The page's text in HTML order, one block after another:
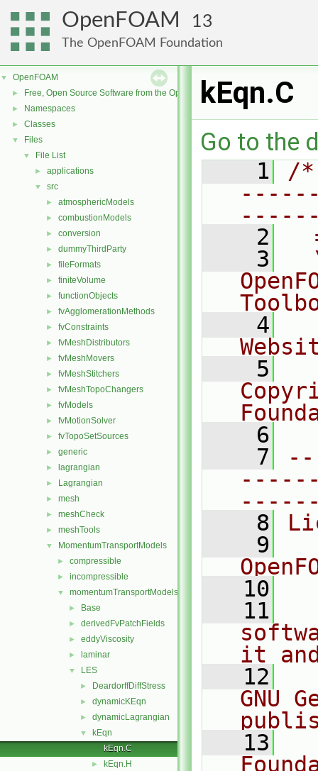
OpenFOAM 13
The OpenFOAM Foundation
▼ OpenFOAM
► Free, Open Source Software from the OpenFOAM Foundation
► Namespaces
► Classes
▼ Files
▼ File List
► applications
▼ src
► atmosphericModels
► combustionModels
► conversion
► dummyThirdParty
► fileFormats
► finiteVolume
► functionObjects
► fvAgglomerationMethods
► fvConstraints
► fvMeshDistributors
► fvMeshMovers
► fvMeshStitchers
► fvMeshTopoChangers
► fvModels
► fvMotionSolver
► fvTopoSetSources
► generic
► lagrangian
► Lagrangian
► mesh
► meshCheck
► meshTools
▼ MomentumTransportModels
► compressible
► incompressible
▼ momentumTransportModels
► Base
► derivedFvPatchFields
► eddyViscosity
► laminar
▼ LES
► DeardorffDiffStress
► dynamicKEqn
► dynamicLagrangian
▼
kEqn
kEqn.C
► kEqn.H
kEqn.C
Go to the
    1
/
    2
    3
    4
    5
    6
    7
    8
    9
   10
   11
it
   12
GNU
   13